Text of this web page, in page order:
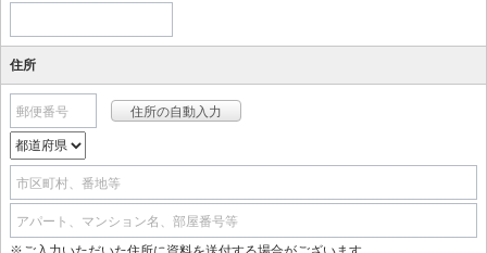
住所
郵便番号
市区町村、番地等
アパート、マンション名、部屋番号等